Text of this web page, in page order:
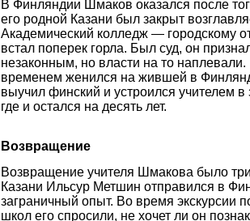
В Финляндии Шмаков оказался после
его родной Казани был закрыт
Академический колледж — городскому
встал поперек горла. Был суд, он
незаконным, но власти на то
временем женился на жившей в
выучил финский и устроился учителем в
где и остался на десять лет.
Возвращение
Возвращение учителя Шмакова было
Казани Ильсур Метшин отправился в
заграничный опыт. Во время экскурсии
школ его спросили, не хочет ли он